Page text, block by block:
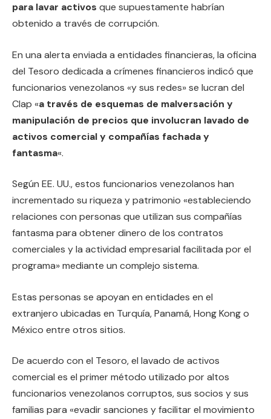
para lavar activos que supuestamente habrían
obtenido a través de corrupción.
En una alerta enviada a entidades financieras, la oficina
del Tesoro dedicada a crímenes financieros indicó que
funcionarios venezolanos «y sus redes» se lucran del
Clap «a través de esquemas de malversación y
manipulación de precios que involucran lavado de
activos comercial y compañías fachada y
fantasma«.
Según EE. UU., estos funcionarios venezolanos han
incrementado su riqueza y patrimonio «estableciendo
relaciones con personas que utilizan sus compañías
fantasma para obtener dinero de los contratos
comerciales y la actividad empresarial facilitada por el
programa» mediante un complejo sistema.
Estas personas se apoyan en entidades en el
extranjero ubicadas en Turquía, Panamá, Hong Kong o
México entre otros sitios.
De acuerdo con el Tesoro, el lavado de activos
comercial es el primer método utilizado por altos
funcionarios venezolanos corruptos, sus socios y sus
familias para «evadir sanciones y facilitar el movimiento